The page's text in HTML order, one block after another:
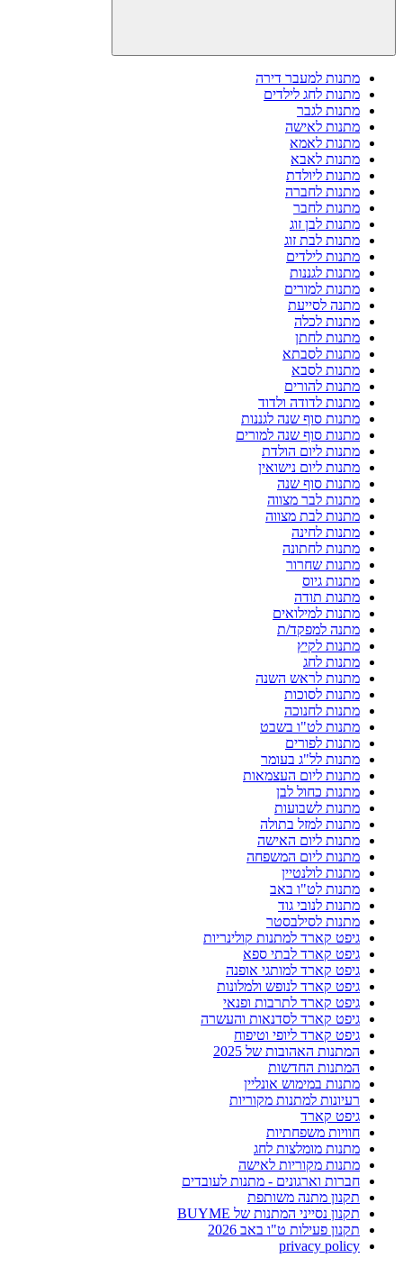
מתנות למעבר דירה
מתנות לחג לילדים
מתנות לגבר
מתנות לאישה
מתנות לאמא
מתנות לאבא
מתנות ליולדת
מתנות לחברה
מתנות לחבר
מתנות לבן זוג
מתנות לבת זוג
מתנות לילדים
מתנות לגננות
מתנות למורים
מתנה לסייעת
מתנות לכלה
מתנות לחתן
מתנות לסבתא
מתנות לסבא
מתנות להורים
מתנות לדודה ולדוד
מתנות סוף שנה לגננות
מתנות סוף שנה למורים
מתנות ליום הולדת
מתנות ליום נישואין
מתנות סוף שנה
מתנות לבר מצווה
מתנות לבת מצווה
מתנות לחינה
מתנות לחתונה
מתנות שחרור
מתנות גיוס
מתנות תודה
מתנות למילואים
מתנה למפקד/ת
מתנות לקיץ
מתנות לחג
מתנות לראש השנה
מתנות לסוכות
מתנות לחנוכה
מתנות לט"ו בשבט
מתנות לפורים
מתנות לל"ג בעומר
מתנות ליום העצמאות
מתנות כחול לבן
מתנות לשבועות
מתנות למזל בתולה
מתנות ליום האישה
מתנות ליום המשפחה
מתנות לולנטיין
מתנות לט"ו באב
מתנות לנובי גוד
מתנות לסילבסטר
גיפט קארד למתנות קולינריות
גיפט קארד לבתי ספא
גיפט קארד למותגי אופנה
גיפט קארד לנופש ולמלונות
גיפט קארד לתרבות ופנאי
גיפט קארד לסדנאות והעשרה
גיפט קארד ליופי וטיפוח
המתנות האהובות של 2025
המתנות החדשות
מתנות במימוש אונליין
רעיונות למתנות מקוריות
גיפט קארד
חוויות משפחתיות
מתנות מומלצות לחג
מתנות מקוריות לאישה
חברות וארגונים - מתנות לעובדים
תקנון מתנה משותפת
תקנון נסייני המתנות של BUYME
תקנון פעילות ט"ו באב 2026
privacy policy